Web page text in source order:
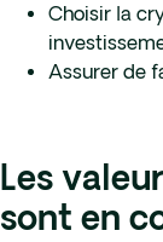
Choisir la
Assurer de
Les
sont en